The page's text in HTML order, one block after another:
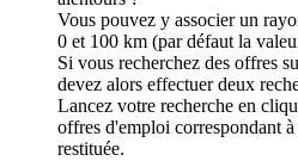
Vous pouvez y associer un
0 et 100 km (par défaut la
Si vous recherchez des offres
devez alors effectuer deux
Lancez votre recherche en
offres d'emploi correspondant
restituée.